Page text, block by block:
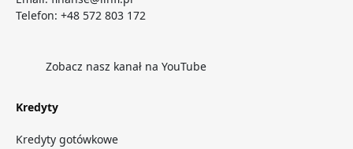
Telefon: +48 572 803 172
Zobacz nasz kanał na YouTube
Kredyty
Kredyty gotówkowe